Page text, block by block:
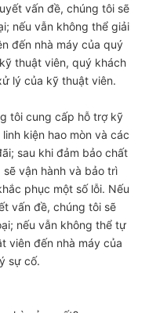
vấn đề, chúng tôi sẽ
nếu vẫn không thể giải
đến nhà máy của quý
thuật viên, quý khách
lý của kỹ thuật viên.
tôi cung cấp hỗ trợ kỹ
kiện hao mòn và các
sau khi đảm bảo chất
vận hành và bảo trì
phục một số lỗi. Nếu
vấn đề, chúng tôi sẽ
nếu vẫn không thể tự
viên đến nhà máy của
sự cố.